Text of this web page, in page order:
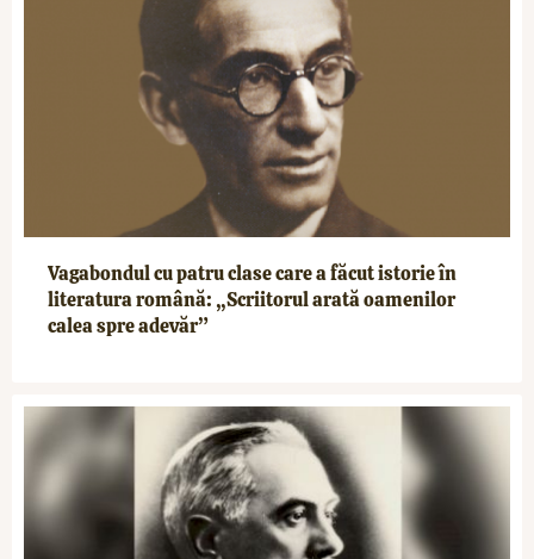
Vagabondul cu patru clase care a făcut istorie în
literatura română: „Scriitorul arată oamenilor
calea spre adevăr”